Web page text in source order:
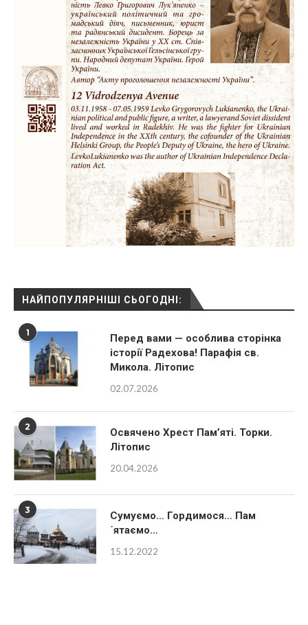
НАЙПОПУЛЯРНІШІ СЬОГОДНІ:
1
Перед вами — особлива сторінка
історії Радехова! Парафія св.
Микола. Літопис
02.07.2026
2
Освячено Хрест Пам’яті. Торки.
Літопис
20.04.2026
3
Сумуємо… Гордимося… Пам
´ятаємо…
15.12.2022